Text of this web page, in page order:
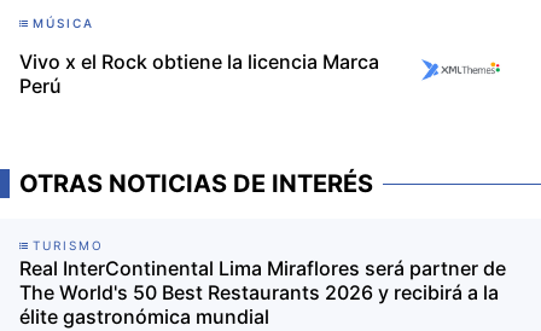
MÚSICA
Vivo x el Rock obtiene la licencia Marca
Perú
OTRAS NOTICIAS DE INTERÉS
TURISMO
Real InterContinental Lima Miraflores será partner de
The World's 50 Best Restaurants 2026 y recibirá a la
élite gastronómica mundial